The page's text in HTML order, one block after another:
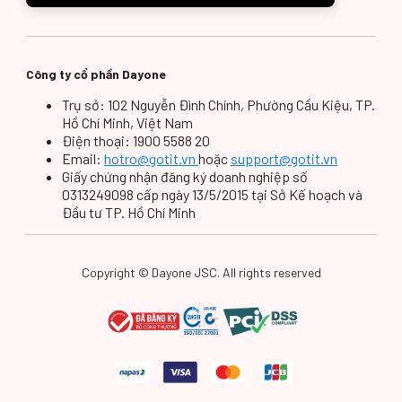
1568 - WM VC+ HCM
(HCM)
Số 307, Đường
Đức, Thành phố Hồ
Chí Minh
1685 - WM HCM
Diamond (HCM)
Khu Thương Mại
B2.2B, Tầng B2, Tháp
Bora Bora, Đảo Kim
Bình Trưng Tây, Thành
phố Hồ Chí Minh
1567 - WM VCP HCM
Lê Văn Việt (HCM)
Gian hàng L01-01,
Tầng L1, TTTM
Việt, Số 50, Đường
Lê Văn Việt, Phường
Công ty cổ phần Dayone
Trụ sở: 102 Nguyễn Đình Chính, Phường Cầu Kiệu, TP.
Hồ Chí Minh, Việt Nam
Điện thoại: 1900 5588 20
Email: hotro@gotit.vn hoặc support@gotit.vn
Giấy chứng nhận đăng ký doanh nghiệp số
0313249098 cấp ngày 13/5/2015 tại Sở Kế hoạch và
Đầu tư TP. Hồ Chí Minh
Copyright © Dayone JSC. All rights reserved